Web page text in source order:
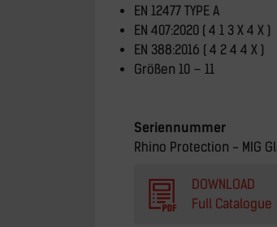
EN 12477 TYPE A
EN 407:2020 ( 4 1 3 X 4 X )
EN 388:2016 ( 4 2 4 4 X )
Größen 10 – 11
Seriennummer
Rhino Protection - MIG
DOWNLOAD
Full Catalogue